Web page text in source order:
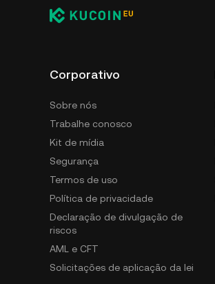
Corporativo
Sobre nós
Trabalhe conosco
Kit de mídia
Segurança
Termos de uso
Política de privacidade
Declaração de divulgação de
riscos
AML e CFT
Solicitações de aplicação da lei